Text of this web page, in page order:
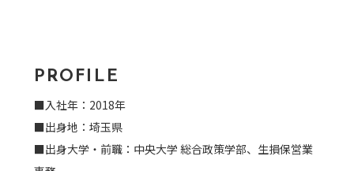
PROFILE
■入社年：2018年
■出身地：埼玉県
■出身大学・前職：中央大学 総合政策学部、生損保営業